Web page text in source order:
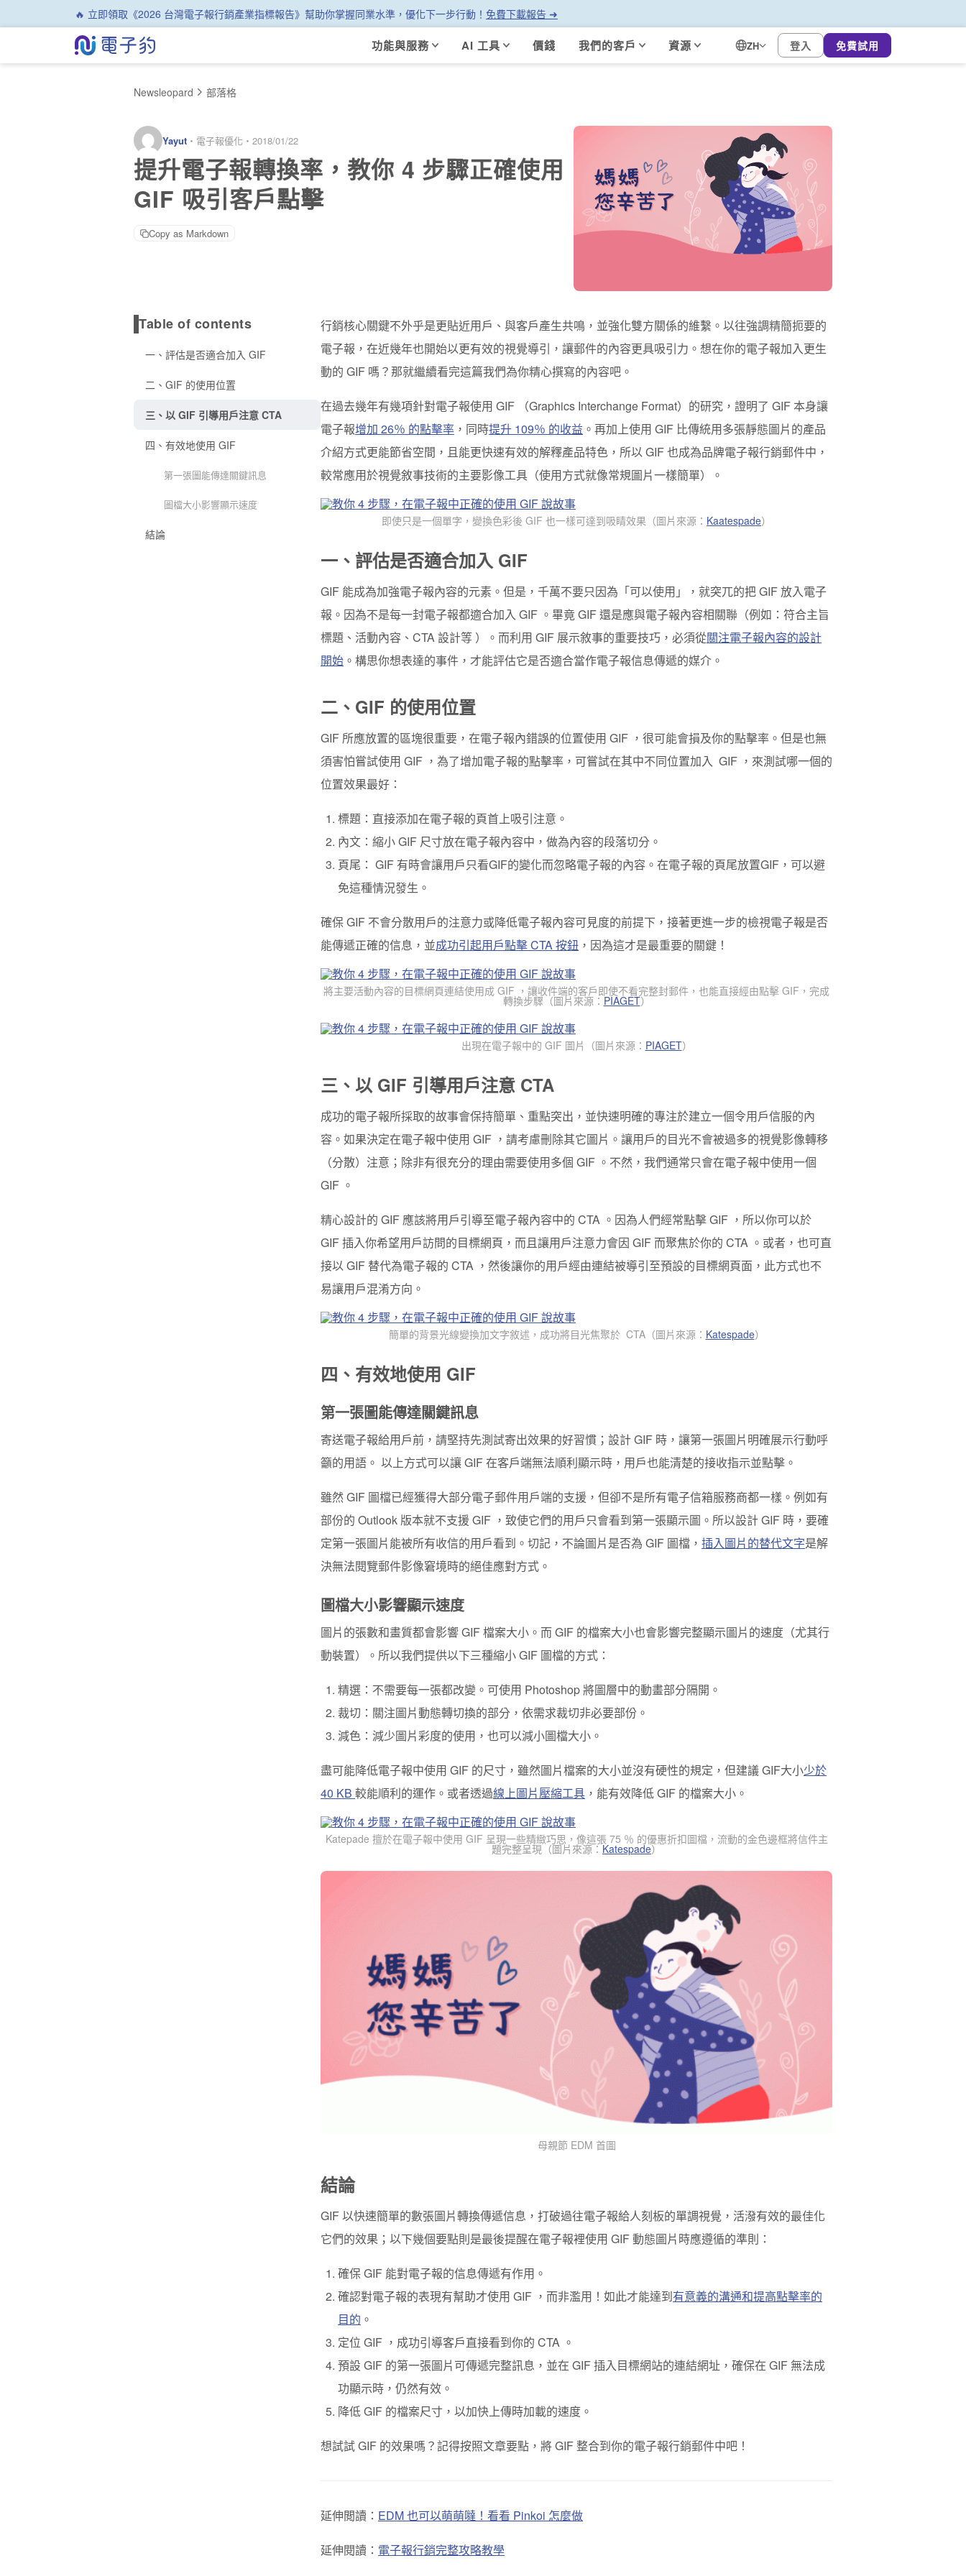
🔥 立即領取《2026 台灣電子報行銷產業指標報告》幫助你掌握同業水準，優化下一步行動！ 免費下載報告 ➜
功能與服務 AI 工具 價錢 我們的客戶 資源 ZH 登入 免費試用
Newsleopard 部落格
Yayut ・ 電子報優化 ・ 2018/01/22
提升電子報轉換率，教你 4 步驟正確使用
GIF 吸引客戶點擊
Copy as Markdown
Table of contents
一、評估是否適合加入 GIF
二、GIF 的使用位置
三、以 GIF 引導用戶注意 CTA
四、有效地使用 GIF
第一張圖能傳達關鍵訊息
圖檔大小影響顯示速度
結論
行銷核心關鍵不外乎是更貼近用戶、與客戶產生共鳴，並強化雙方關係的維繫。以往強調精簡扼要的
電子報，在近幾年也開始以更有效的視覺導引，讓郵件的內容更具吸引力。想在你的電子報加入更生
動的 GIF 嗎？那就繼續看完這篇我們為你精心撰寫的內容吧。
在過去幾年有幾項針對電子報使用 GIF （Graphics Interchange Format）的研究，證明了 GIF 本身讓
電子報增加 26％ 的點擊率 ，同時提升 109％ 的收益 。再加上使用 GIF 比傳統用多張靜態圖片的產品
介紹方式更能節省空間，且能更快速有效的解釋產品特色，所以 GIF 也成為品牌電子報行銷郵件中，
較常應用於視覺敘事技術的主要影像工具（使用方式就像常規圖片一樣簡單）。
即使只是一個單字，變換色彩後 GIF 也一樣可達到吸睛效果 （圖片來源： Kaatespade）
一、評估是否適合加入 GIF
GIF 能成為加強電子報內容的元素。但是，千萬不要只因為「可以使用」，就突兀的把 GIF 放入電子
報。因為不是每一封電子報都適合加入 GIF 。畢竟 GIF 還是應與電子報內容相關聯（例如：符合主旨
標題、活動內容、CTA 設計等 ）。 而利用 GIF 展示敘事的重要技巧，必須從關注電子報內容的設計
開始 。構思你想表達的事件，才能評估它是否適合當作電子報信息傳遞的媒介。
二、GIF 的使用位置
GIF 所應放置的區塊很重要，在電子報內錯誤的位置使用 GIF ，很可能會損及你的點擊率。 但是也無
須害怕嘗試使用 GIF ，為了增加電子報的點擊率，可嘗試在其中不同位置加入 GIF ，來測試哪一個的
位置效果最好：
標題：直接添加在電子報的頁首上吸引注意。
內文：縮小 GIF 尺寸放在電子報內容中，做為內容的段落切分。
頁尾： GIF 有時會讓用戶只看GIF的變化而忽略電子報的內容。在電子報的頁尾放置GIF，可以避
免這種情況發生。
確保 GIF 不會分散用戶的注意力或降低電子報內容可見度的前提下，接著更進一步的檢視電子報是否
能傳遞正確的信息，並成功引起用戶點擊 CTA 按鈕 ，因為這才是最重要的關鍵！
將主要活動內容的目標網頁連結使用成 GIF ，讓收件端的客戶即使不看完整封郵件，也能直接經由點擊 GIF，完成
轉換步驟（圖片來源： PIAGET）
出現在電子報中的 GIF 圖片（圖片來源： PIAGET）
三、以 GIF 引導用戶注意 CTA
成功的電子報所採取的故事會保持簡單、重點突出，並快速明確的專注於建立一個令用戶信服的內
容。 如果決定在電子報中使用 GIF ，請考慮刪除其它圖片。讓用戶的目光不會被過多的視覺影像轉移
（分散）注意；除非有很充分的理由需要使用多個 GIF 。不然，我們通常只會在電子報中使用一個
GIF 。
精心設計的 GIF 應該將用戶引導至電子報內容中的 CTA 。因為人們經常點擊 GIF ，所以你可以於
GIF 插入你希望用戶訪問的目標網頁，而且讓用戶注意力會因 GIF 而聚焦於你的 CTA 。 或者，也可直
接以 GIF 替代為電子報的 CTA ，然後讓你的用戶經由連結被導引至預設的目標網頁面，此方式也不
易讓用戶混淆方向。
簡單的背景光線變換加文字敘述，成功將目光焦聚於 CTA（圖片來源： Katespade）
四、有效地使用 GIF
第一張圖能傳達關鍵訊息
寄送電子報給用戶前，請堅持先測試寄出效果的好習慣；設計 GIF 時，讓第一張圖片明確展示行動呼
籲的用語。 以上方式可以讓 GIF 在客戶端無法順利顯示時，用戶也能清楚的接收指示並點擊。
雖然 GIF 圖檔已經獲得大部分電子郵件用戶端的支援，但卻不是所有電子信箱服務商都一樣。例如有
部份的 Outlook 版本就不支援 GIF ，致使它們的用戶只會看到第一張顯示圖。所以設計 GIF 時，要確
定第一張圖片能被所有收信的用戶看到。切記，不論圖片是否為 GIF 圖檔， 插入圖片的替代文字是解
決無法閱覽郵件影像窘境時的絕佳應對方式。
圖檔大小影響顯示速度
圖片的張數和畫質都會影響 GIF 檔案大小。而 GIF 的檔案大小也會影響完整顯示圖片的速度（尤其行
動裝置）。所以我們提供以下三種縮小 GIF 圖檔的方式：
精選：不需要每一張都改變。可使用 Photoshop 將圖層中的動畫部分隔開。
裁切：關注圖片動態轉切換的部分，依需求裁切非必要部份。
減色：減少圖片彩度的使用，也可以減小圖檔大小。
盡可能降低電子報中使用 GIF 的尺寸，雖然圖片檔案的大小並沒有硬性的規定，但建議 GIF大小少於
40 KB 較能順利的運作。或者透過線上圖片壓縮工具 ，能有效降低 GIF 的檔案大小。
Katepade 擅於在電子報中使用 GIF 呈現一些精緻巧思，像這張 75 ％ 的優惠折扣圖檔，流動的金色邊框將信件主
題完整呈現（圖片來源：Katespade）
母親節 EDM 首圖
結論
GIF 以快速簡單的數張圖片轉換傳遞信息，打破過往電子報給人刻板的單調視覺，活潑有效的最佳化
它們的效果；以下幾個要點則是最後提醒在電子報裡使用 GIF 動態圖片時應遵循的準則：
確保 GIF 能對電子報的信息傳遞有作用。
確認對電子報的表現有幫助才使用 GIF ，而非濫用！如此才能達到有意義的溝通和提高點擊率的
目的 。
定位 GIF ，成功引導客戶直接看到你的 CTA 。
預設 GIF 的第一張圖片可傳遞完整訊息，並在 GIF 插入目標網站的連結網址，確保在 GIF 無法成
功顯示時，仍然有效。
降低 GIF 的檔案尺寸，以加快上傳時加載的速度。
想試試 GIF 的效果嗎？記得按照文章要點，將 GIF 整合到你的電子報行銷郵件中吧！
延伸閲讀： EDM 也可以萌萌噠！看看 Pinkoi 怎麼做
延伸閱讀： 電子報行銷完整攻略教學